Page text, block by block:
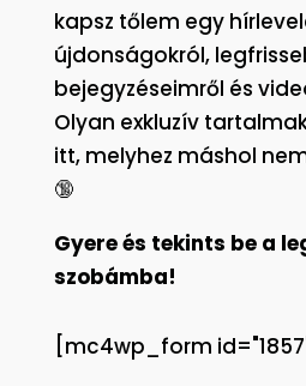
kapsz tőlem egy
újdonságokról,
bejegyzéseimről és
Olyan exkluzív
itt, melyhez máshol
🔞
Gyere és tekints be a
szobámba!
[mc4wp_form